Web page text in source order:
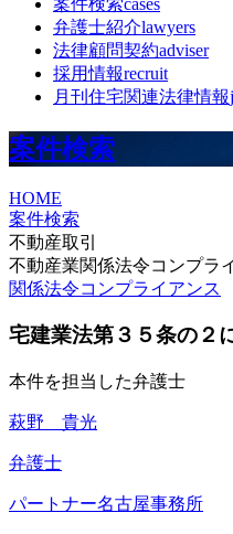
弁護士紹介lawyers
法律顧問契約adviser
採用情報recruit
月刊住宅関連法律情報
案件検索
HOME
案件検索
不動産取引
不動産業関係法令コンプラ
関係法令コンプライアンス
宅建業法第３５条の２
本件を担当した弁護士
萩野 貴光
弁護士
パートナー名古屋事務所